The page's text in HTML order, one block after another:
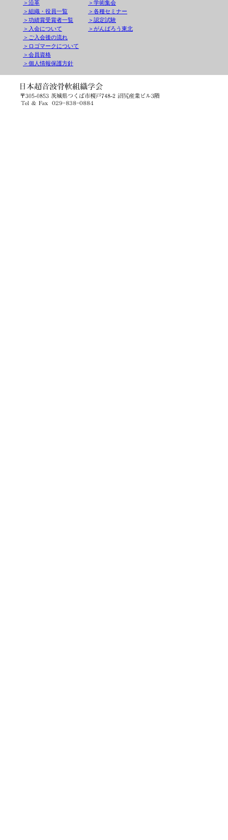
＞沿革
＞組織・役員一覧
＞功績賞受賞者一覧
＞入会について
＞ご入会後の流れ
＞ロゴマークについて
＞会員資格
＞個人情報保護方針
＞学術集会
＞各種セミナー
＞認定試験
＞がんばろう東北